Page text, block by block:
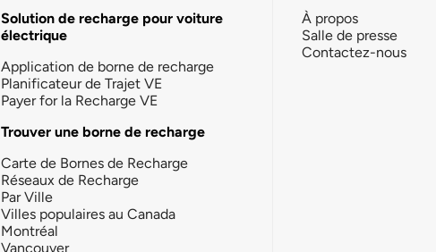
Solution de recharge pour voiture
électrique
Application de borne de recharge
Planificateur de Trajet VE
Payer for la Recharge VE
Trouver une borne de recharge
Carte de Bornes de Recharge
Réseaux de Recharge
Par Ville
Villes populaires au Canada
Montréal
Vancouver
À propos
Salle de presse
Contactez-nous